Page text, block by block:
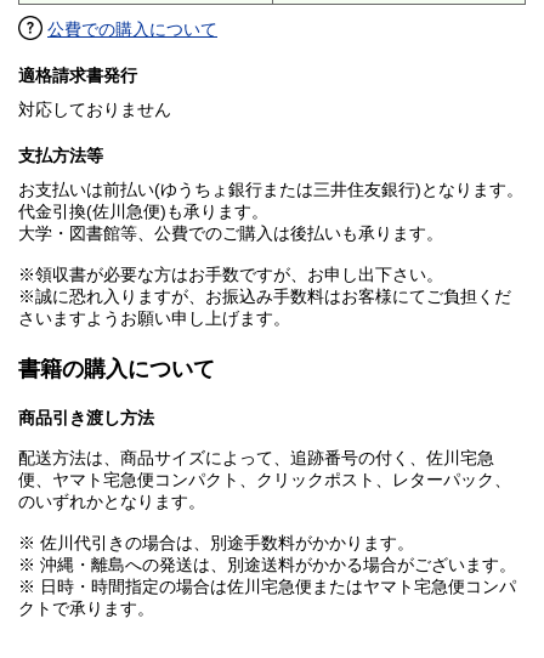
公費での購入について
適格請求書発行
対応しておりません
支払方法等
お支払いは前払い(ゆうちょ銀行または三井住友銀行)となります。
代金引換(佐川急便)も承ります。
大学・図書館等、公費でのご購入は後払いも承ります。
※領収書が必要な方はお手数ですが、お申し出下さい。
※誠に恐れ入りますが、お振込み手数料はお客様にてご負担くだ
さいますようお願い申し上げます。
書籍の購入について
商品引き渡し方法
配送方法は、商品サイズによって、追跡番号の付く、佐川宅急
便、ヤマト宅急便コンパクト、クリックポスト、レターパック、
のいずれかとなります。
※ 佐川代引きの場合は、別途手数料がかかります。
※ 沖縄・離島への発送は、別途送料がかかる場合がございます。
※ 日時・時間指定の場合は佐川宅急便またはヤマト宅急便コンパ
クトで承ります。